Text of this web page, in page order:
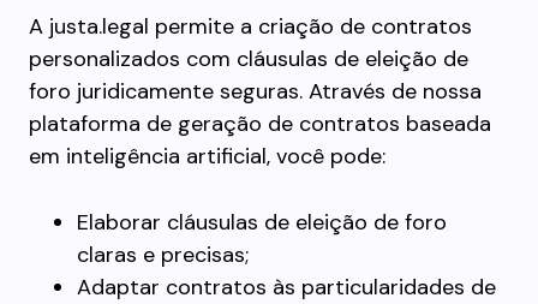
A justa.legal permite a criação de contratos
personalizados com cláusulas de eleição de
foro juridicamente seguras. Através de nossa
plataforma de geração de contratos baseada
em inteligência artificial, você pode:
Elaborar cláusulas de eleição de foro
claras e precisas;
Adaptar contratos às particularidades de